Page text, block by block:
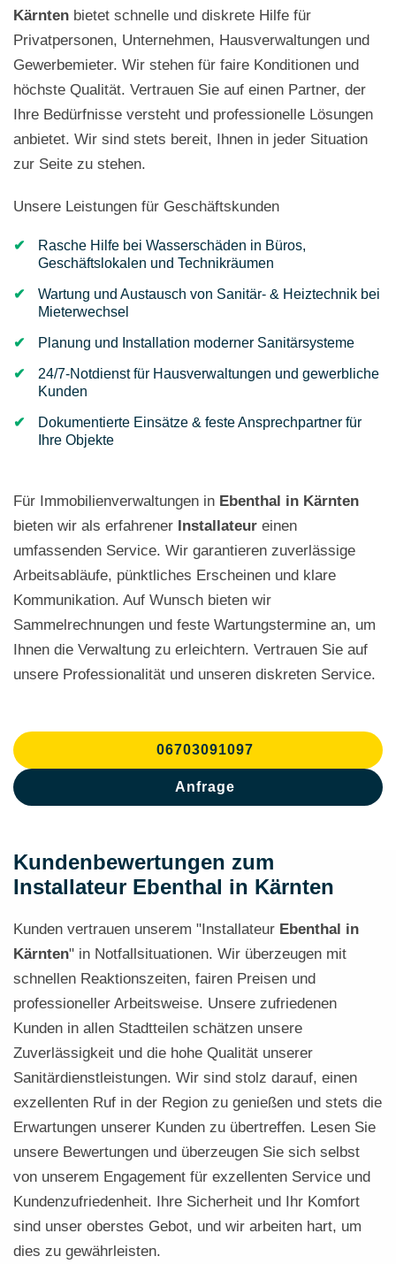
Kärnten bietet schnelle und diskrete Hilfe für
Privatpersonen, Unternehmen, Hausverwaltungen und
Gewerbemieter. Wir stehen für faire Konditionen und
höchste Qualität. Vertrauen Sie auf einen Partner, der
Ihre Bedürfnisse versteht und professionelle Lösungen
anbietet. Wir sind stets bereit, Ihnen in jeder Situation
zur Seite zu stehen.
Unsere Leistungen für Geschäftskunden
Rasche Hilfe bei Wasserschäden in Büros,
Geschäftslokalen und Technikräumen
Wartung und Austausch von Sanitär- & Heiztechnik bei
Mieterwechsel
Planung und Installation moderner Sanitärsysteme
24/7-Notdienst für Hausverwaltungen und gewerbliche
Kunden
Dokumentierte Einsätze & feste Ansprechpartner für
Ihre Objekte
Für Immobilienverwaltungen in Ebenthal in Kärnten
bieten wir als erfahrener Installateur einen
umfassenden Service. Wir garantieren zuverlässige
Arbeitsabläufe, pünktliches Erscheinen und klare
Kommunikation. Auf Wunsch bieten wir
Sammelrechnungen und feste Wartungstermine an, um
Ihnen die Verwaltung zu erleichtern. Vertrauen Sie auf
unsere Professionalität und unseren diskreten Service.
06703091097
Anfrage
Kundenbewertungen zum
Installateur Ebenthal in Kärnten
Kunden vertrauen unserem "Installateur Ebenthal in
Kärnten" in Notfallsituationen. Wir überzeugen mit
schnellen Reaktionszeiten, fairen Preisen und
professioneller Arbeitsweise. Unsere zufriedenen
Kunden in allen Stadtteilen schätzen unsere
Zuverlässigkeit und die hohe Qualität unserer
Sanitärdienstleistungen. Wir sind stolz darauf, einen
exzellenten Ruf in der Region zu genießen und stets die
Erwartungen unserer Kunden zu übertreffen. Lesen Sie
unsere Bewertungen und überzeugen Sie sich selbst
von unserem Engagement für exzellenten Service und
Kundenzufriedenheit. Ihre Sicherheit und Ihr Komfort
sind unser oberstes Gebot, und wir arbeiten hart, um
dies zu gewährleisten.